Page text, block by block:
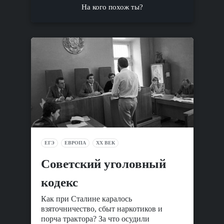
На кого похож ты?
ЕГЭ ЕВРОПА XX ВЕК
Cоветский уголовный
кодекс
Как при Сталине каралось
взяточничество, сбыт наркотиков и
порча трактора? За что осудили